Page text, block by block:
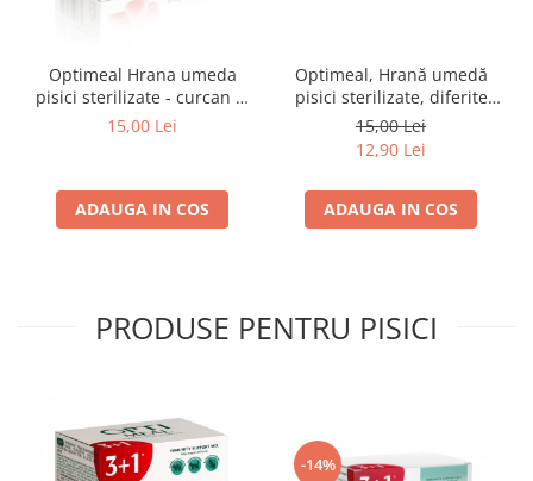
Optimeal Hrana umeda
pisici sterilizate - curcan si
pui in sos, set 3+1,
15,00 Lei
ADAUGA IN COS
Optimeal, Hrană umedă
pisici sterilizate, diferite
arome, (3+1), 0.34kg
15,00 Lei
12,90 Lei
ADAUGA IN COS
PRODUSE PENTRU PISICI
-14%